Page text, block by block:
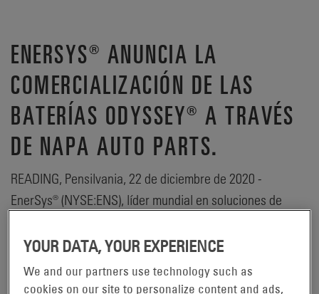
ENERSYS® ANUNCIA LA
COMERCIALIZACIÓN DE LAS
BATERÍAS ODYSSEY® A TRAVÉS
DE NAPA AUTO PARTS.
READING, Pensilvania, 22 de diciembre de 2020 -
EnerSys® (NYSE:ENS), líder mundial en soluciones de
fabricante de las baterías ODYSSEY®, se asocia con
NAPA AUTO PARTS para ofrecer baterías de alta gama
ODYSSEY® de fibra de vidrio absorbente (AGM). Como
YOUR DATA, YOUR EXPERIENCE
We and our partners use technology such as
cookies on our site to personalize content and ads,